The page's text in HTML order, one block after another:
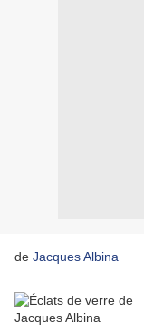
de Jacques Albina